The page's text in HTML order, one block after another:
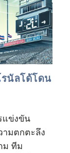
นัลโด้โดน
แข่งขัน
ามตกตะลึง
ม ทีม